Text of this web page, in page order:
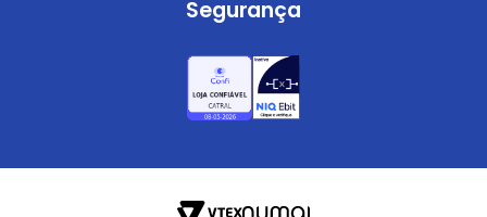
Segurança